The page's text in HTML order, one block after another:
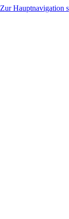
Zur Hauptnavigation